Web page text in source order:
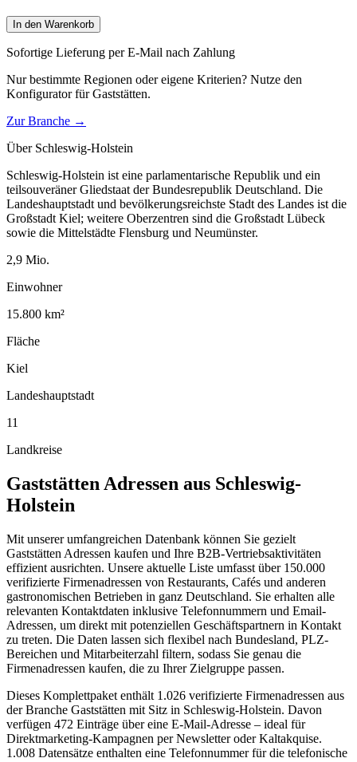
In den Warenkorb
Sofortige Lieferung per E-Mail nach Zahlung
Nur bestimmte Regionen oder eigene Kriterien? Nutze den
Konfigurator fürGaststätten.
Zur Branche →
Über Schleswig-Holstein
Schleswig-Holstein ist eine parlamentarische Republik und ein
teilsouveräner Gliedstaat der Bundesrepublik Deutschland. Die
Landeshauptstadt und bevölkerungsreichste Stadt des Landes ist die
Großstadt Kiel; weitere Oberzentren sind die Großstadt Lübeck
sowie die Mittelstädte Flensburg und Neumünster.
2,9 Mio.
Einwohner
15.800 km²
Fläche
Kiel
Landeshauptstadt
11
Landkreise
Gaststätten Adressen aus Schleswig-
Holstein
Mit unserer umfangreichen Datenbank können Sie gezielt
Gaststätten Adressen kaufen und Ihre B2B-Vertriebsaktivitäten
effizient ausrichten. Unsere aktuelle Liste umfasst über 150.000
verifizierte Firmenadressen von Restaurants, Cafés und anderen
gastronomischen Betrieben in ganz Deutschland. Sie erhalten alle
relevanten Kontaktdaten inklusive Telefonnummern und Email-
Adressen, um direkt mit potenziellen Geschäftspartnern in Kontakt
zu treten. Die Daten lassen sich flexibel nach Bundesland, PLZ-
Bereichen und Mitarbeiterzahl filtern, sodass Sie genau die
Firmenadressen kaufen, die zu Ihrer Zielgruppe passen.
Dieses Komplettpaket enthält 1.026 verifizierte Firmenadressen aus
der Branche Gaststätten mit Sitz in Schleswig-Holstein. Davon
verfügen 472 Einträge über eine E-Mail-Adresse – ideal für
Direktmarketing-Kampagnen per Newsletter oder Kaltakquise.
1.008 Datensätze enthalten eine Telefonnummer für die telefonische